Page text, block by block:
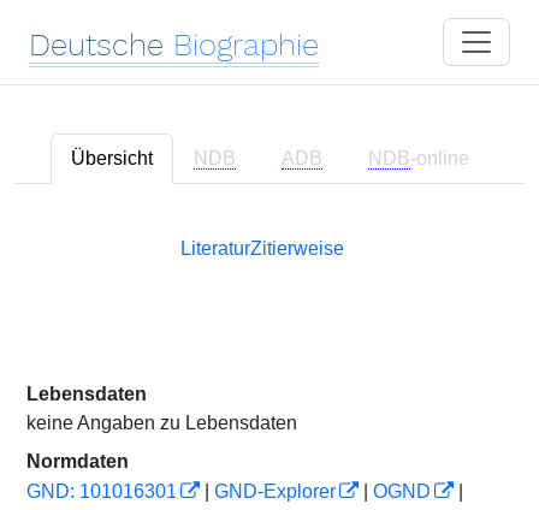
Deutsche Biographie
Übersicht NDB ADB NDB-online
LiteraturZitierweise
Lebensdaten
keine Angaben zu Lebensdaten
Normdaten
GND: 101016301
GND-Explorer OGND